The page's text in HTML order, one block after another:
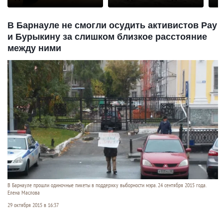
В Барнауле не смогли осудить активистов Рау
и Бурыкину за слишком близкое расстояние
между ними
В Барнауле прошли одиночные пикеты в поддержку выборности мэра. 24 сентября 2015 года.
Елена Маслова
29 октября 2015 в 16:37